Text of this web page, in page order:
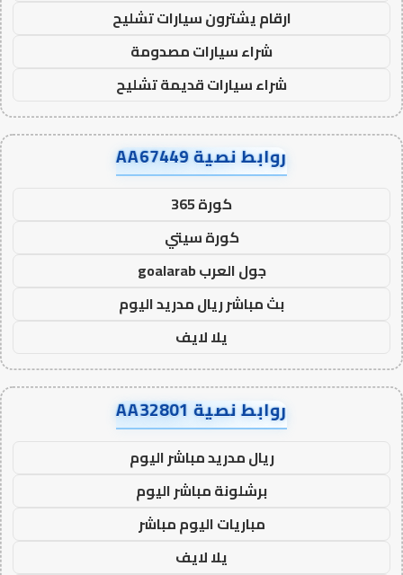
ارقام يشترون سيارات تشليح
شراء سيارات مصدومة
شراء سيارات قديمة تشليح
روابط نصية AA67449
كورة 365
كورة سيتي
جول العرب goalarab
بث مباشر ريال مدريد اليوم
يلا لايف
روابط نصية AA32801
ريال مدريد مباشر اليوم
برشلونة مباشر اليوم
مباريات اليوم مباشر
يلا لايف